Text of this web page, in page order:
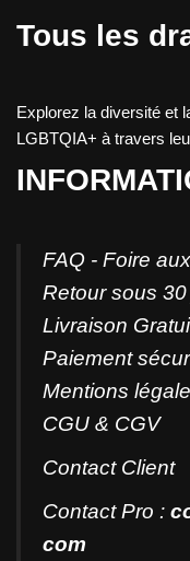
Tous les
Explorez la diversité et
LGBTQIA+ à travers
FAQ - Foire
Retour sous
Livraison
Paiement
Mentions
CGU & CGV
ContactClient
Contact Pro :
com